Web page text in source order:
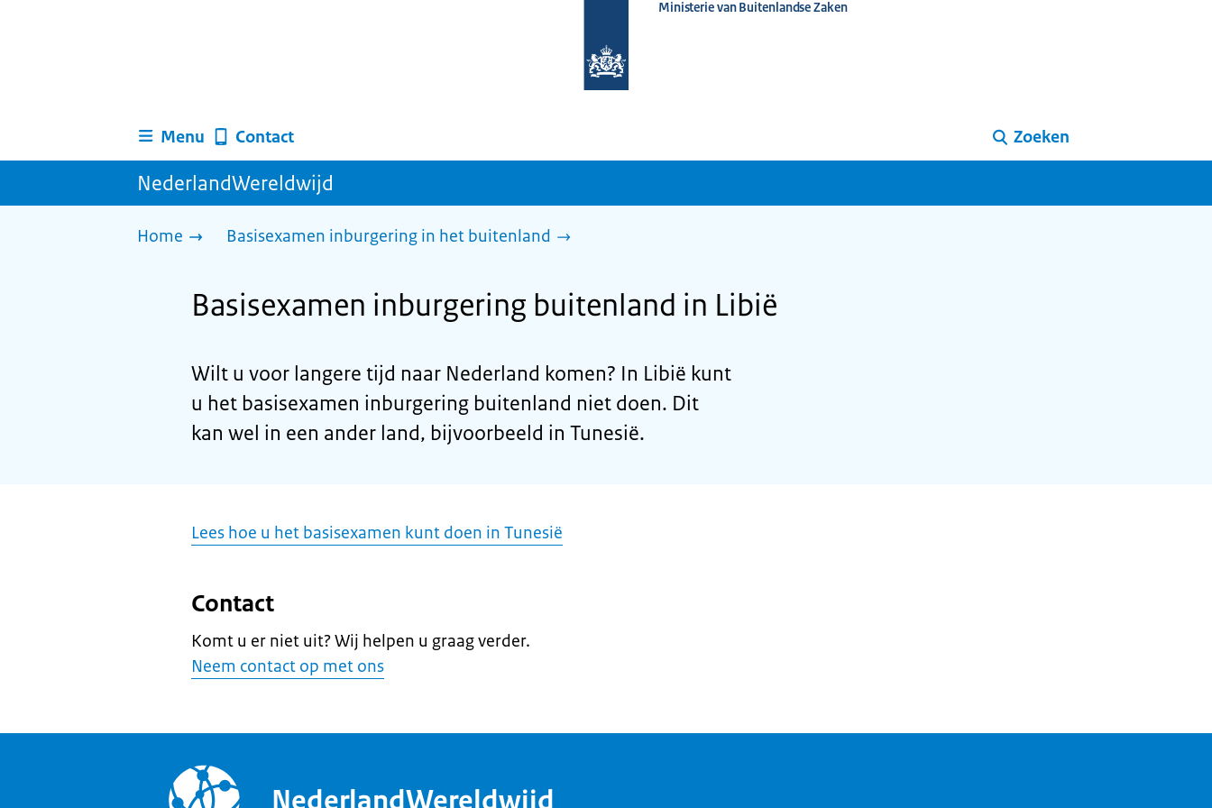
homepage
Ministerie van Buitenlandse Zaken
Menu Contact Zoeken
NederlandWereldwijd
Home Basisexamen inburgering in het buitenland
Basisexamen inburgering buitenland in Libië
Wilt u voor langere tijd naar Nederland komen? In Libië kunt
u het basisexamen inburgering buitenland niet doen. Dit
kan wel in een ander land, bijvoorbeeld in Tunesië.
Lees hoe u het basisexamen kunt doen in Tunesië
Contact
Komt u er niet uit? Wij helpen u graag verder.
Neem contact op met ons
NederlandWereldwijd